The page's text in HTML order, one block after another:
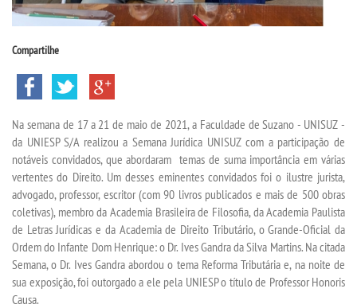
LICENCIATURAS
TECNOLÓGICOS
VESTIBULAR
INSCREVA-SE
TRANSFERÊNCIA
SEGUNDA GRADUAÇÃO
MATRÍCULA
Compartilhe
Na semana de 17 a 21 de maio de 2021, a Faculdade de Suzano - UNISUZ -
da UNIESP S/A realizou a Semana Jurídica UNISUZcom a participação de
notáveis convidados, que abordaram temas de suma importância em várias
vertentes do Direito. Um desses eminentes convidados foi o ilustre jurista,
advogado, professor, escritor (com 90 livros publicados e mais de 500 obras
coletivas), membro da Academia Brasileira de Filosofia, da Academia Paulista
de Letras Jurídicas e da Academia de Direito Tributário, o Grande-Oficial da
Ordem do Infante Dom Henrique: o Dr. Ives Gandra da Silva Martins. Nacitada
Semana, o Dr. Ives Gandraabordou o tema Reforma Tributária e, nanoite de
sua exposição,foi outorgado a ele pela UNIESPo título de Professor Honoris
Causa.